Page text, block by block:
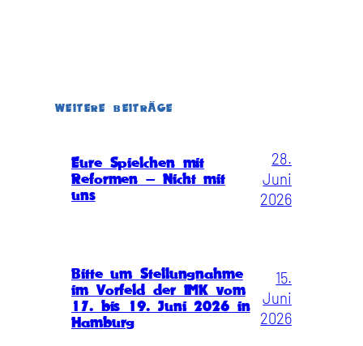
WEITERE BEITRÄGE
Eure Spielchen mit
Reformen – Nicht mit
uns
28.
Juni
2026
Bitte um Stellungnahme
im Vorfeld der IMK vom
17. bis 19. Juni 2026 in
Hamburg
15.
Juni
2026